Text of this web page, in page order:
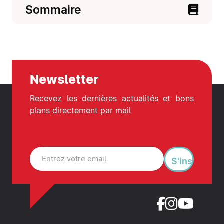
Sommaire
Newsletter
Recevez les dernières actualités et bons
plans directement par mail
S'inscrire